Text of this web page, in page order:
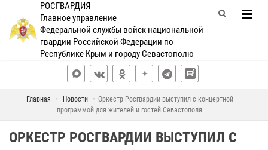
РОСГВАРДИЯ
Главное управление
Федеральной службы войск национальной
гвардии Российской Федерации по
Республике Крым и городу Севастополю
Главная Новости
Оркестр Росгвардии выступил с концертной
программой для жителей и гостей Севастополя
ОРКЕСТР РОСГВАРДИИ ВЫСТУПИЛ С